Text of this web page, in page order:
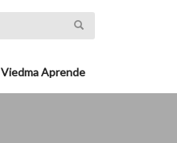
Viedma Aprende